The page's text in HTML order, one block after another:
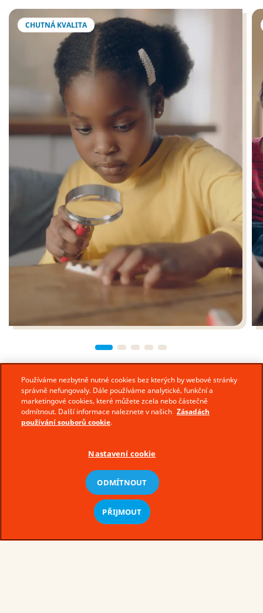
CHUTNÁ KVALITA
© Ferrero 2026 − All rights reserved
Používáme nezbytně nutné cookies bez kterých by webové stránky
správně nefungovaly. Dále používáme analytické, funkční a
marketingové cookies, které můžete zcela nebo částečně
odmítnout. Další informace naleznete v našich Zásadách
používání souborů cookie.
Nastavení cookie
ODMÍTNOUT
PŘIJMOUT